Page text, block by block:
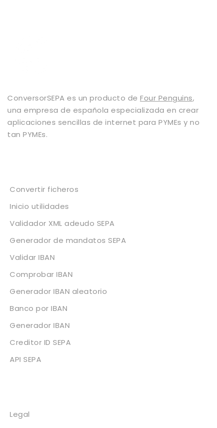
ConversorSEPA es un producto de Four Penguins,
una empresa de española especializada en crear
aplicaciones sencillas de internet para PYMEs y no
tan PYMEs.
Convertir ficheros
Inicio utilidades
Validador XML adeudo SEPA
Generador de mandatos SEPA
Validar IBAN
Comprobar IBAN
Generador IBAN aleatorio
Banco por IBAN
Generador IBAN
Creditor ID SEPA
API SEPA
Legal